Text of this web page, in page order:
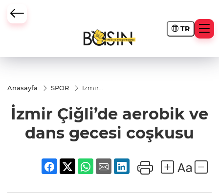
TR
Anasayfa SPOR
İzmir
ve dans
gecesi
İzmir Çiğli’de aerobik ve
dans gecesi coşkusu